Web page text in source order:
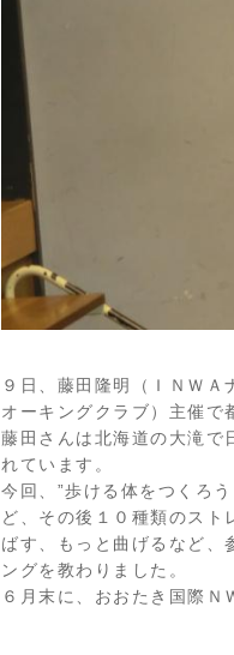
９日、藤田隆明（ＩＮＷ
オーキングクラブ）主催で
藤田さんは北海道の大滝で
れています。
今回、”歩ける体をつくろ
ど、その後１０種類のス
ばす、もっと曲げるなど、
ングを教わりました。
６月末に、おおたき国際